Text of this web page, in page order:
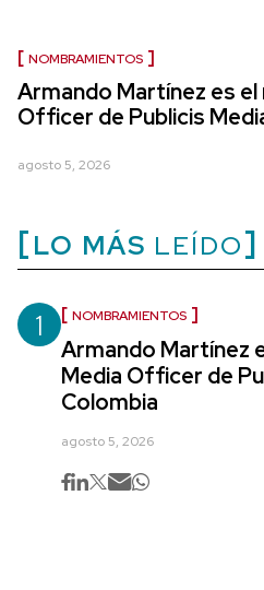
NOMBRAMIENTOS
Armando Martínez es
Officer de Publicis
agosto 5, 2026
LO MÁS LEÍDO
1 NOMBRAMIENTOS
Armando Martínez
Media Officer de
Colombia
agosto 5, 2026